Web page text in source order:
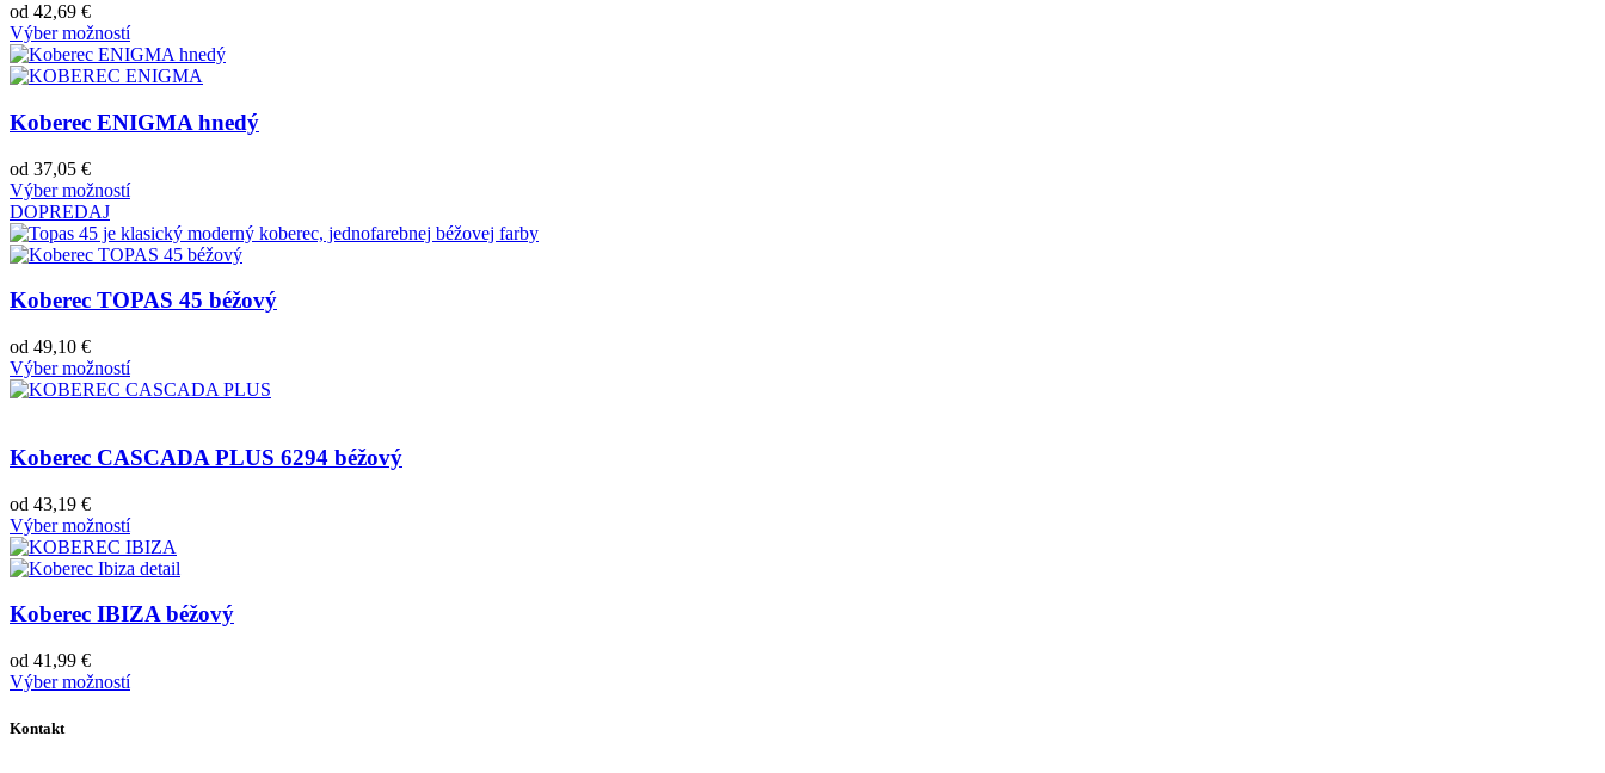
od 42,69 €
Výber možností
Koberec ENIGMA hnedý
od 37,05 €
Výber možností
DOPREDAJ
Koberec TOPAS 45 béžový
od 49,10 €
Výber možností
Koberec CASCADA PLUS 6294 béžový
od 43,19 €
Výber možností
Koberec IBIZA béžový
od 41,99 €
Výber možností
Kontakt